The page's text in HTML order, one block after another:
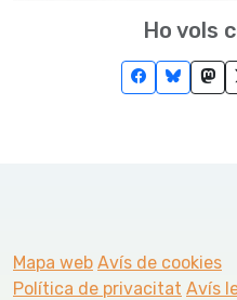
Ho vols
Mapa web Avís de cookies
Política de privacitat Avís